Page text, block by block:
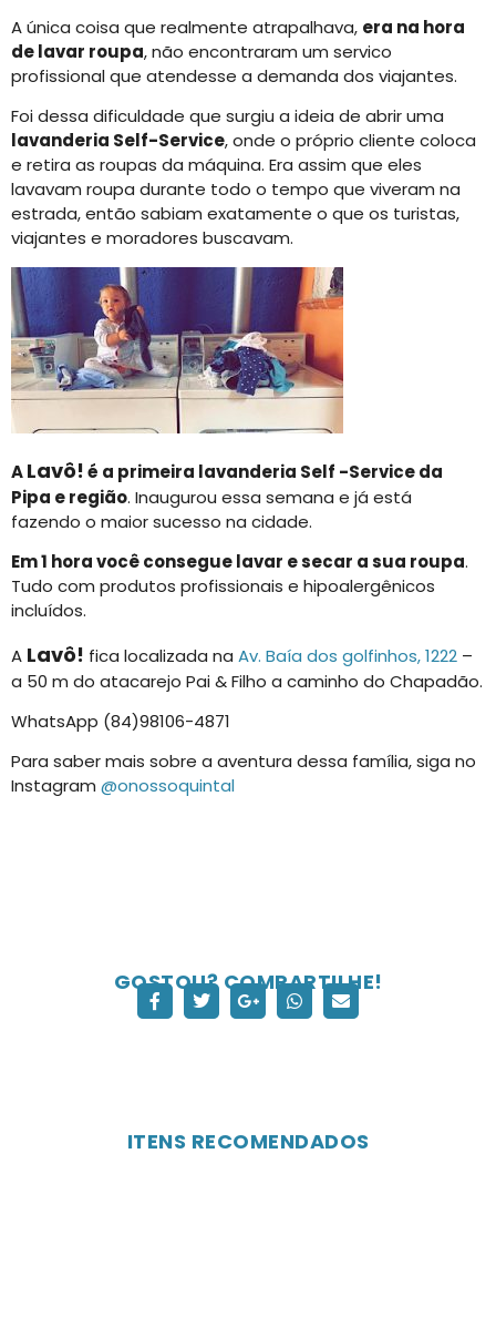
A única coisa que realmente atrapalhava, era na hora
de lavar roupa, não encontraram um servico
profissional que atendesse a demanda dos viajantes.
Foi dessa dificuldade que surgiu a ideia de abrir uma
lavanderia Self-Service, onde o próprio cliente coloca
e retira as roupas da máquina. Era assim que eles
lavavam roupa durante todo o tempo que viveram na
estrada, então sabiam exatamente o que os turistas,
viajantes e moradores buscavam.
ALavô!é a primeira lavanderia Self -Service da
Pipa e região. Inaugurou essa semana e já está
fazendo o maior sucesso na cidade.
Em 1 hora você consegue lavar e secar a sua roupa.
Tudo com produtos profissionais e hipoalergênicos
incluídos.
A Lavô! fica localizada na Av. Baía dos golfinhos, 1222 –
a 50 m do atacarejo Pai & Filho a caminho do Chapadão.
WhatsApp (84)98106-4871
Para saber mais sobre a aventura dessa família, siga no
Instagram @onossoquintal
GOSTOU? COMPARTILHE!
ITENS RECOMENDADOS